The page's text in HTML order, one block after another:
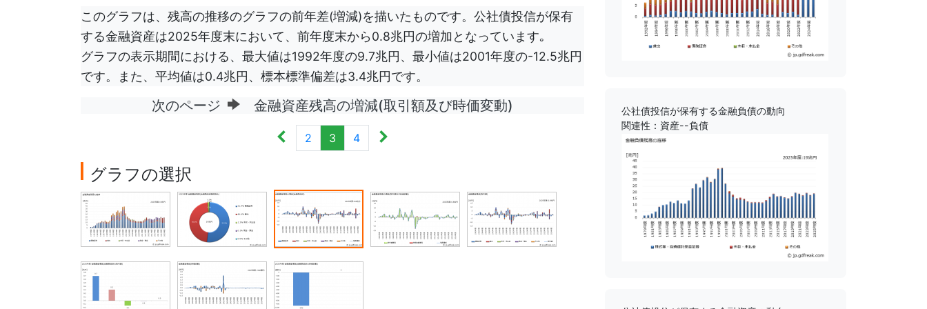
このグラフは、残高の推移のグラフの前年差(増減)を描いたものです。公社債投信が保有
する金融資産は2025年度末において、前年度末から0.8兆円の増加となっています｡
グラフの表示期間における、最大値は1992年度の9.7兆円、最小値は2001年度の-12.5兆円
です。また、平均値は0.4兆円、標本標準偏差は3.4兆円です。
次のページ 金融資産残高の増減(取引額及び時価変動)
2 3 4
グラフの選択
公社債投信が保有する金融負債の動向
関連性：資産--負債